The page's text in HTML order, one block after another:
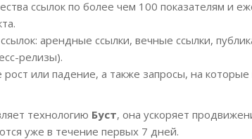
ссылок по более чем 100 показателям и
арендные ссылки, вечные ссылки,
релизы).
или падение, а также запросы, на
технологию Буст, она ускоряет
уже в течение первых 7 дней.